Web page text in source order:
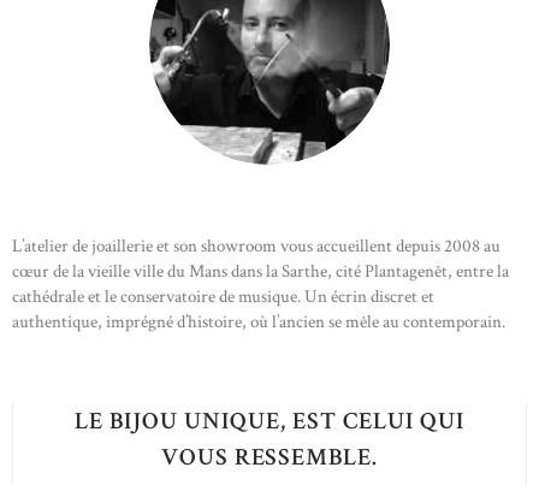
L’atelier de joaillerie et son showroom vous accueillent depuis 2008 au
cœur de la vieille ville du Mans dans la Sarthe, cité Plantagenêt, entre la
cathédrale et le conservatoire de musique. Un écrin discret et
authentique, imprégné d’histoire, où l’ancien se mêle au contemporain.
LE BIJOU UNIQUE, EST CELUI QUI
VOUS RESSEMBLE.